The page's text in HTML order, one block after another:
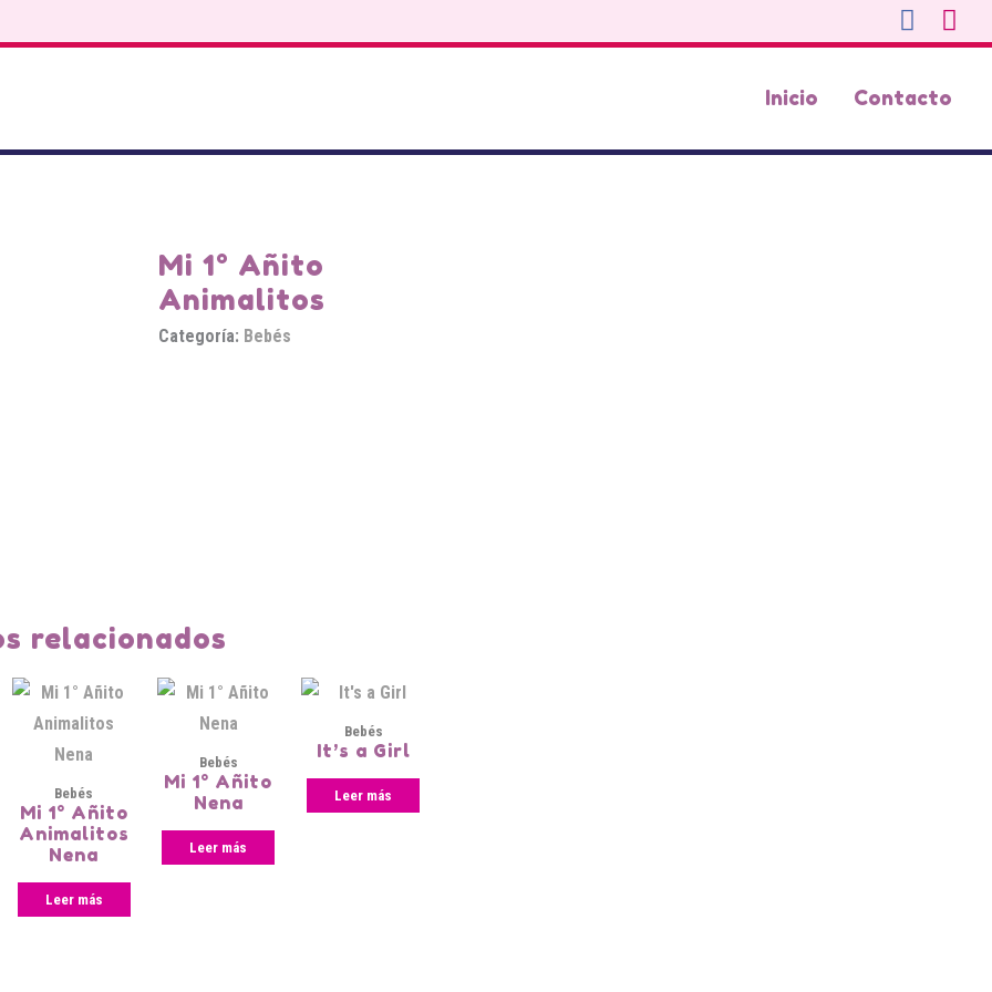
Inicio Contacto
Mi 1° Añito
Animalitos
Categoría: Bebés
relacionados
Bebés
Mi 1° Añito
Animalitos
Nena
Leer más
Bebés
Mi 1° Añito
Nena
Leer más
Bebés
It’s a Girl
Leer más